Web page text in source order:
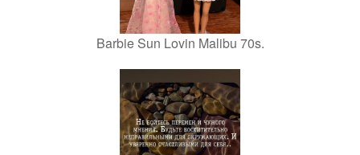
Barbie Sun Lovin Malibu 70s.